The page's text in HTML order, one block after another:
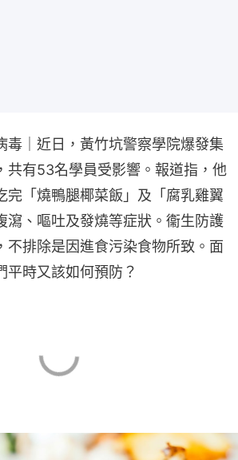
毒｜近日，黃竹坑警察學院爆發集
共有53名學員受影響。報道指，他
完「燒鴨腿椰菜飯」及「腐乳雞翼
瀉、嘔吐及發燒等症狀。衞生防護
不排除是因進食污染食物所致。面
平時又該如何預防？